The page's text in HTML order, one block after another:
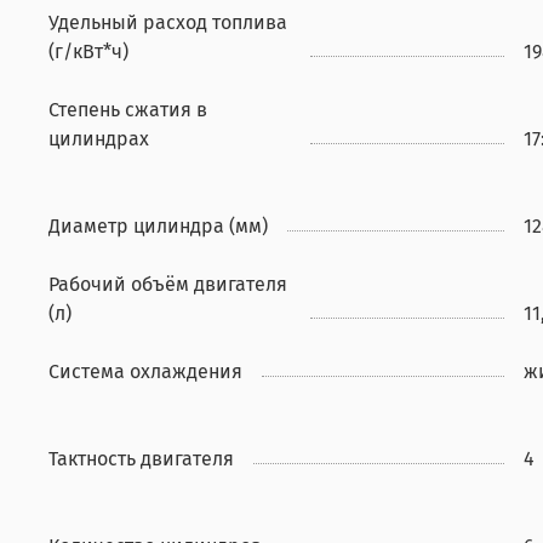
Удельный расход топлива
(г/кВт*ч)
Степень сжатия в
цилиндрах
Диаметр цилиндра (мм)
Рабочий объём двигателя
(л)
Система охлаждения
Тактность двигателя 4